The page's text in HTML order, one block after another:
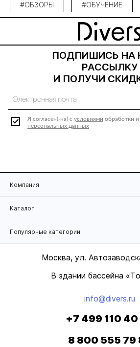
#ОБЗОРЫ #ОБУЧЕНИЕ
ПОДПИШИСЬ НА
РАССЫЛКУ
И ПОЛУЧИ
Я согласен(-на) с условиями обработки и
персональных данных
Компания
Каталог
Популярные категории
Москва, ул.
В здании бассейна
info@divers.ru
+7 499 110
8 800 555 79